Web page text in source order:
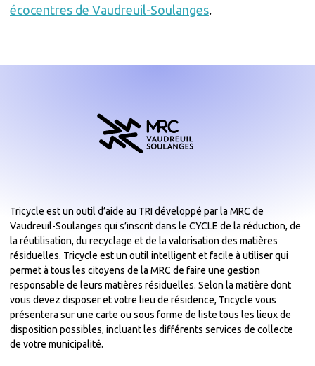
écocentres de Vaudreuil-Soulanges.
Tricycle est un outil d’aide au TRI développé par la MRC de
Vaudreuil-Soulanges qui s’inscrit dans le CYCLE de la réduction, de
la réutilisation, du recyclage et de la valorisation des matières
résiduelles. Tricycle est un outil intelligent et facile à utiliser qui
permet à tous les citoyens de la MRC de faire une gestion
responsable de leurs matières résiduelles. Selon la matière dont
vous devez disposer et votre lieu de résidence, Tricycle vous
présentera sur une carte ou sous forme de liste tous les lieux de
disposition possibles, incluant les différents services de collecte
de votre municipalité.